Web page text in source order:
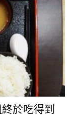
於吃得到